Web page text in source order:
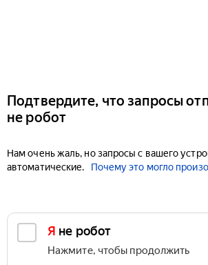
Подтвердите, что запросы
не робот
Нам очень жаль, но запросы с вашего
автоматические.
Почему это могло
Я не робот
Нажмите, чтобы продолжить